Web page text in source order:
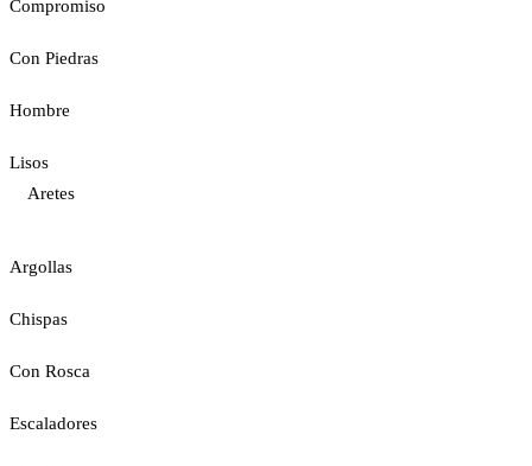
Compromiso
Con Piedras
Hombre
Lisos
Aretes
Argollas
Chispas
Con Rosca
Escaladores